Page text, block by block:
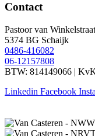
Contact
Pastoor van
5374 BG Schaijk
0486-416082
06-12157808
BTW: 814149066 |
Linkedin Facebook